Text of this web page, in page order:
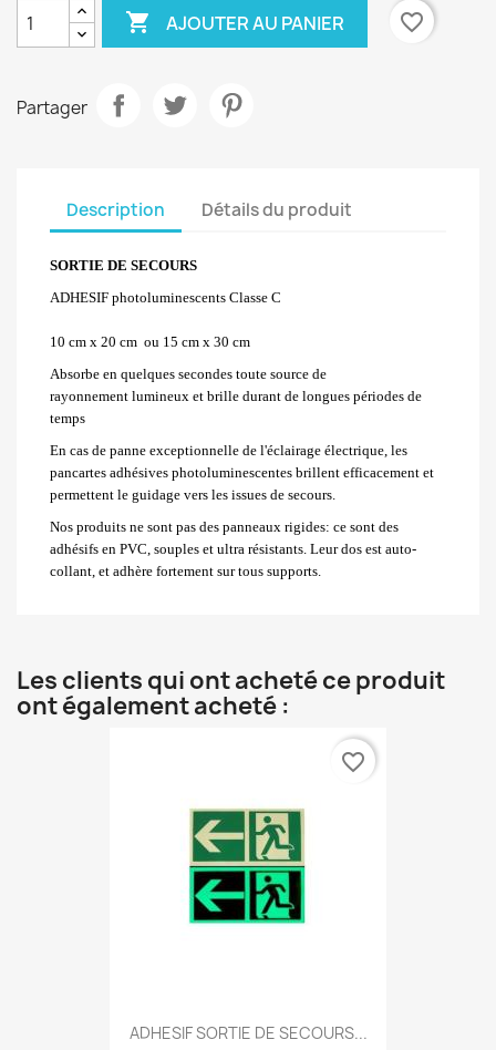
 AJOUTER AU PANIER favorite_border
Partager
Description Détails du produit
SORTIE DE SECOURS
ADHESIF photoluminescents Classe C
10 cm x 20 cm ou 15 cm x 30 cm
Absorbe en quelques secondes toute source de
rayonnement lumineux et brille durant de longues périodes de
temps
En cas de panne exceptionnelle de l'éclairage électrique, les
pancartes adhésives photoluminescentes brillent efficacement et
permettent le guidage vers les issues de secours.
Nos produits ne sont pas des panneaux rigides: ce sont des
adhésifs en PVC, souples et ultra résistants. Leur dos est auto-
collant, et adhère fortement sur tous supports.
Les clients qui ont acheté ce produit
ont également acheté :
ADHESIF SORTIE DE SECOURS...
favorite_border